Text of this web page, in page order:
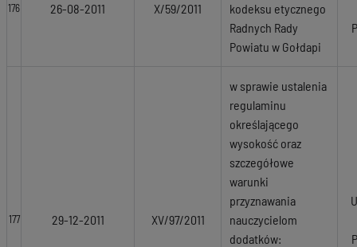
176 26-08-2011 X/59/2011
kodeksu etycznego
Radnych Rady
Powiatu w Gołdapi
177 29-12-2011 XV/97/2011
w sprawie ustalenia
regulaminu
określającego
wysokość oraz
szczegółowe
warunki
przyznawania
nauczycielom
dodatków: